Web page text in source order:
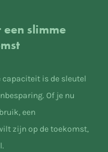
slimme
is de sleutel
Of je nu
een
zijn op de toekomst,